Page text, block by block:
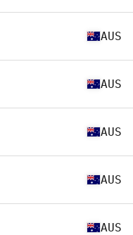
AUS
AUS
AUS
AUS
AUS